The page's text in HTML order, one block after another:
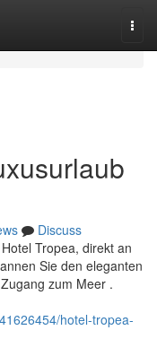
Discuss
Tropea, direkt an
Sie den eleganten
zum Meer .
hotel-tropea-